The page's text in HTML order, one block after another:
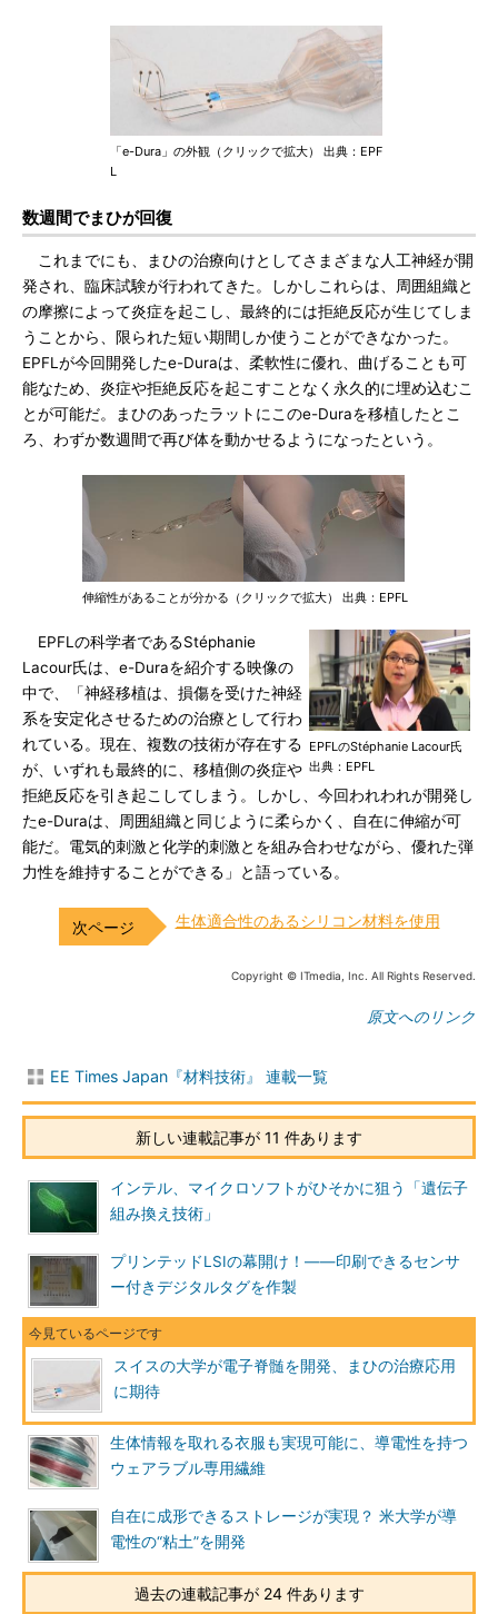
「e-Dura」の外観（クリックで拡大） 出典：EPF
L
数週間でまひが回復
これまでにも、まひの治療向けとしてさまざまな人工神経が開
発され、臨床試験が行われてきた。しかしこれらは、周囲組織と
の摩擦によって炎症を起こし、最終的には拒絶反応が生じてしま
うことから、限られた短い期間しか使うことができなかった。
EPFLが今回開発したe-Duraは、柔軟性に優れ、曲げることも可
能なため、炎症や拒絶反応を起こすことなく永久的に埋め込むこ
とが可能だ。まひのあったラットにこのe-Duraを移植したとこ
ろ、わずか数週間で再び体を動かせるようになったという。
伸縮性があることが分かる（クリックで拡大） 出典：EPFL
EPFLのStéphanie Lacour氏
出典：EPFL
EPFLの科学者であるStéphanie
Lacour氏は、e-Duraを紹介する映像の
中で、「神経移植は、損傷を受けた神経
系を安定化させるための治療として行わ
れている。現在、複数の技術が存在する
が、いずれも最終的に、移植側の炎症や
拒絶反応を引き起こしてしまう。しかし、今回われわれが開発し
たe-Duraは、周囲組織と同じように柔らかく、自在に伸縮が可
能だ。電気的刺激と化学的刺激とを組み合わせながら、優れた弾
力性を維持することができる」と語っている。
生体適合性のあるシリコン材料を使用
Copyright © ITmedia, Inc. All Rights Reserved.
原文へのリンク
EE Times Japan『材料技術』 連載一覧
新しい連載記事が 11 件あります
インテル、マイクロソフトがひそかに狙う「遺伝子
組み換え技術」
プリンテッドLSIの幕開け！――印刷できるセンサ
ー付きデジタルタグを作製
スイスの大学が電子脊髄を開発、まひの治療応用
に期待
生体情報を取れる衣服も実現可能に、導電性を持つ
ウェアラブル専用繊維
自在に成形できるストレージが実現？ 米大学が導
電性の“粘土”を開発
過去の連載記事が 24 件あります